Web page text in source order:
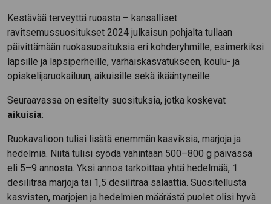
Kestävää terveyttä ruoasta – kansalliset
ravitsemussuositukset 2024 julkaisun pohjalta tullaan
päivittämään ruokasuosituksia eri kohderyhmille, esimerkiksi
lapsille ja lapsiperheille, varhaiskasvatukseen, koulu- ja
opiskelijaruokailuun, aikuisille sekä ikääntyneille.
Seuraavassa on esitelty suosituksia, jotka koskevat
aikuisia:
Ruokavalioon tulisi lisätä enemmän kasviksia, marjoja ja
hedelmiä. Niitä tulisi syödä vähintään 500–800 g päivässä
eli 5–9 annosta. Yksi annos tarkoittaa yhtä hedelmää, 1
desilitraa marjoja tai 1,5 desilitraa salaattia. Suositellusta
kasvisten, marjojen ja hedelmien määrästä puolet olisi hyvä